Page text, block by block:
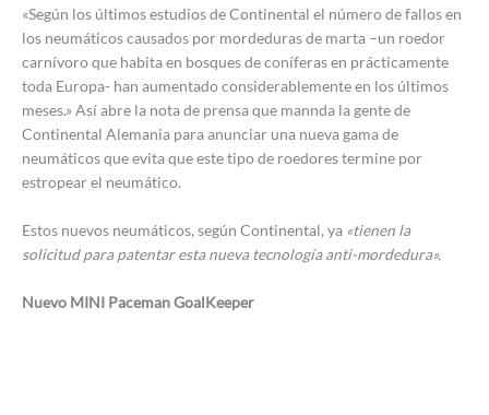
«Según los últimos estudios de Continental el número de fallos en
los neumáticos causados por mordeduras de marta –un roedor
carnívoro que habita en bosques de coníferas en prácticamente
toda Europa- han aumentado considerablemente en los últimos
meses.» Así abre la nota de prensa que mannda la gente de
Continental Alemania para anunciar una nueva gama de
neumáticos que evita que este tipo de roedores termine por
estropear el neumático.
Estos nuevos neumáticos, según Continental, ya «tienen la
solicitud para patentar esta nueva tecnología anti-mordedura».
Nuevo MINI Paceman GoalKeeper